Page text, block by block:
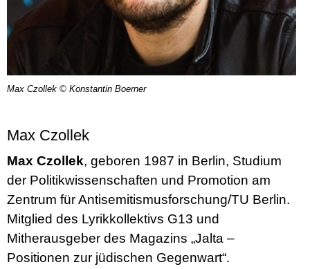
Max Czollek © Konstantin Boerner
Max Czollek
Max Czollek, geboren 1987 in Berlin, Studium
der Politikwissenschaften und Promotion am
Zentrum für Antisemitismusforschung/TU Berlin.
Mitglied des Lyrikkollektivs G13 und
Mitherausgeber des Magazins „Jalta –
Positionen zur jüdischen Gegenwart“.